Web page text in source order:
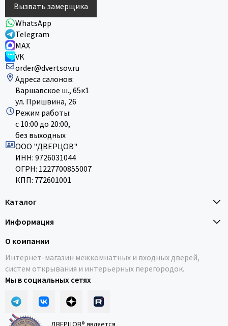
Вызвать замерщика
WhatsApp
Telegram
MAX
VK
order@dvertsov.ru
Адреса салонов:
Варшавское ш., 65к1
ул. Пришвина, 26
Режим работы:
с 10:00 до 20:00,
без выходных
ООО "ДВЕРЦОВ"
ИНН: 9726031044
ОГРН: 1227700855007
КПП: 772601001
Каталог
Информация
О компании
Интернет-магазин межкомнатных и входных дверей,
систем открывания и интерьерных перегородок.
Мы в социальных сетях
ДВЕРЦОВ® является